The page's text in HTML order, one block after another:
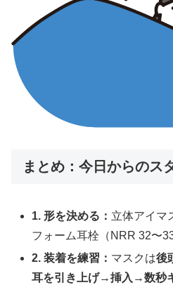
まとめ：今日からのス
1. 形を決める： 立体アイマ
フォーム耳栓（NRR 32〜
2. 装着を練習： マスクは後
耳を引き上げ→挿入→数秒